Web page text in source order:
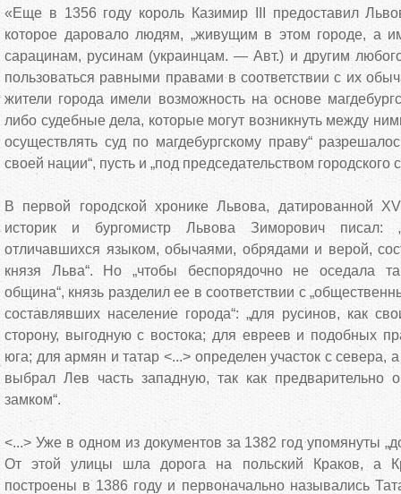
«Еще в 1356 году король Казимир III предоставил
которое даровало людям, „живущим в этом городе, а
сарацинам, русинам (украинцам. — Авт.) и другим
пользоваться равными правами в соответствии с их
жители города имели возможность на основе
либо судебные дела, которые могут возникнуть между
осуществлять суд по магдебургскому праву“
своей нации“, пусть и „под председательством городского
В первой городской хронике Львова, датированной
историк и бургомистр Львова Зиморович писал:
отличавшихся языком, обычаями, обрядами и верой,
князя Льва“. Но „чтобы беспорядочно не оседала
община“, князь разделил ее в соответствии с
составлявших население города“: „для русинов, как
сторону, выгодную с востока; для евреев и подобных
юга; для армян и татар <...> определен участок с севера,
выбрал Лев часть западную, так как предварительно
замком“.
<...> Уже в одном из документов за 1382 год упомянуты
От этой улицы шла дорога на польский Краков, а
построены в 1386 году и первоначально назывались